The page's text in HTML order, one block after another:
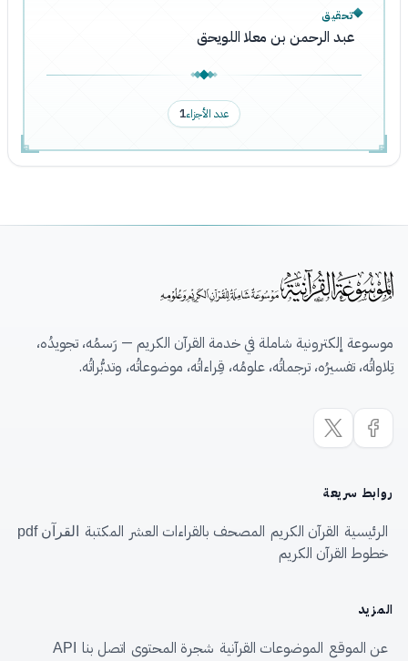
تحقيق
عبد الرحمن بن معلا اللويحق
عدد الأجزاء1
موسوعة إلكترونية شاملة في خدمة القرآن الكريم — رَسمُه، تجويدُه،
تِلاواتُه، تفسيرُه، ترجماتُه، علومُه، قِراءاتُه، موضوعاتُه، وتدبُّراتُه.
روابط سريعة
الرئيسية القرآن الكريم المصحف بالقراءات العشر المكتبة القرآن pdf
خطوط القرآن الكريم
المزيد
عن الموقع الموضوعات القرآنية شجرة المحتوى اتصل بنا API